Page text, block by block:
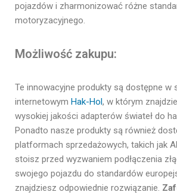
pojazdów i zharmonizować różne
motoryzacyjnego.
Możliwość zakupu:
Te innowacyjne produkty są dostępne w
internetowym Hak-Hol, w którym
wysokiej jakości adapterów świateł do
Ponadto nasze produkty są również
platformach sprzedażowych, takich jak
stoisz przed wyzwaniem podłączenia
swojego pojazdu do standardów
znajdziesz odpowiednie rozwiązanie.